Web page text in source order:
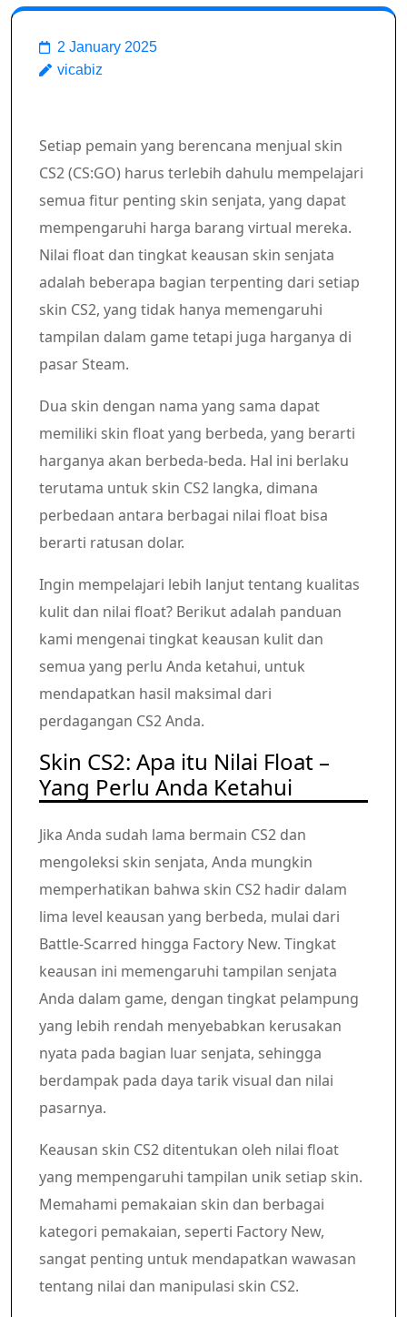
2 January 2025
vicabiz
Setiap pemain yang berencana menjual skin
CS2 (CS:GO) harus terlebih dahulu mempelajari
semua fitur penting skin senjata, yang dapat
mempengaruhi harga barang virtual mereka.
Nilai float dan tingkat keausan skin senjata
adalah beberapa bagian terpenting dari setiap
skin CS2, yang tidak hanya memengaruhi
tampilan dalam game tetapi juga harganya di
pasar Steam.
Dua skin dengan nama yang sama dapat
memiliki skin float yang berbeda, yang berarti
harganya akan berbeda-beda. Hal ini berlaku
terutama untuk skin CS2 langka, dimana
perbedaan antara berbagai nilai float bisa
berarti ratusan dolar.
Ingin mempelajari lebih lanjut tentang kualitas
kulit dan nilai float? Berikut adalah panduan
kami mengenai tingkat keausan kulit dan
semua yang perlu Anda ketahui, untuk
mendapatkan hasil maksimal dari
perdagangan CS2 Anda.
Skin CS2: Apa itu Nilai Float –
Yang Perlu Anda Ketahui
Jika Anda sudah lama bermain CS2 dan
mengoleksi skin senjata, Anda mungkin
memperhatikan bahwa skin CS2 hadir dalam
lima level keausan yang berbeda, mulai dari
Battle-Scarred hingga Factory New. Tingkat
keausan ini memengaruhi tampilan senjata
Anda dalam game, dengan tingkat pelampung
yang lebih rendah menyebabkan kerusakan
nyata pada bagian luar senjata, sehingga
berdampak pada daya tarik visual dan nilai
pasarnya.
Keausan skin CS2 ditentukan oleh nilai float
yang mempengaruhi tampilan unik setiap skin.
Memahami pemakaian skin dan berbagai
kategori pemakaian, seperti Factory New,
sangat penting untuk mendapatkan wawasan
tentang nilai dan manipulasi skin CS2.